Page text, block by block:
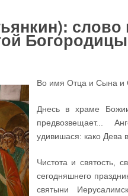
слово
Богородицы
Во имя Отца и Сына и
Днесь в храме
предвозвещает...
удивишася: како Дева
Чистота и святость,
сегодняшнего
святыни